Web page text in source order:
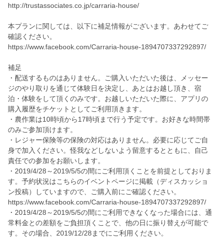
http://trustassociates.co.jp/carraria-house/
本プランに関しては、以下に補足情報がございます。あわせてご
確認ください。
https://www.facebook.com/Carraria-house-1894707337292897/
補足
・配送するものはありません。ご購入いただいた後は、メッセー
ジのやり取りを通じて体験日を決定し、あとはお越し頂き、宿
泊・体験をして頂くのみです。お越しいただいた際に、アプリの
購入履歴をチケットとしてご利用頂きます。
・農作業は10時頃から17時頃まで行う予定です。お好きな時間帯
のみご参加頂けます。
・レジャー保険等の保険の対応はありません。必要に応じてご自
身で加入ください。怪我などしないよう留意するとともに、自己
責任での参加をお願いします。
・2019/4/28～2019/5/5の間にご利用頂くことを前提としておりま
す。予約状況はこちらのイベントページに掲載（ディスカッショ
ン投稿）していますので、ご購入前にご確認ください。
https://www.facebook.com/Carraria-house-1894707337292897/
・2019/4/28～2019/5/5の間にご利用できなくなった場合には、通
常料金との差額をご負担頂くことで、他の日に振り替えが可能で
す。その場合、2019/12/28までにご利用ください。